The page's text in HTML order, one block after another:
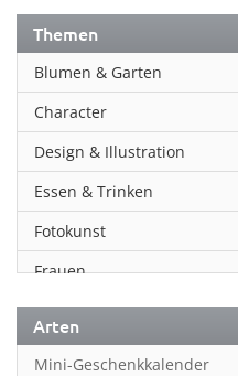
Themen
Blumen & Garten
Character
Design & Illustration
Essen & Trinken
Fotokunst
Frauen
Fußball
Geschichte
Arten
Mini-Geschenkkalender